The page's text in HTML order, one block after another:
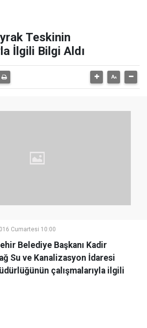
Teskinin
İlgili Bilgi Aldı
Cumartesi 10:00
Belediye Başkanı Kadir
Su ve Kanalizasyon İdaresi
çalışmalarıyla ilgili